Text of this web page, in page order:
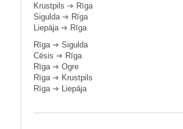
Krustpils ➔ Rīga
Sigulda➔ Rīga
Liepāja➔ Rīga
Rīga➔ Sigulda
Cēsis ➔ Rīga
Rīga➔ Ogre
Rīga➔ Krustpils
Rīga➔ Liepāja